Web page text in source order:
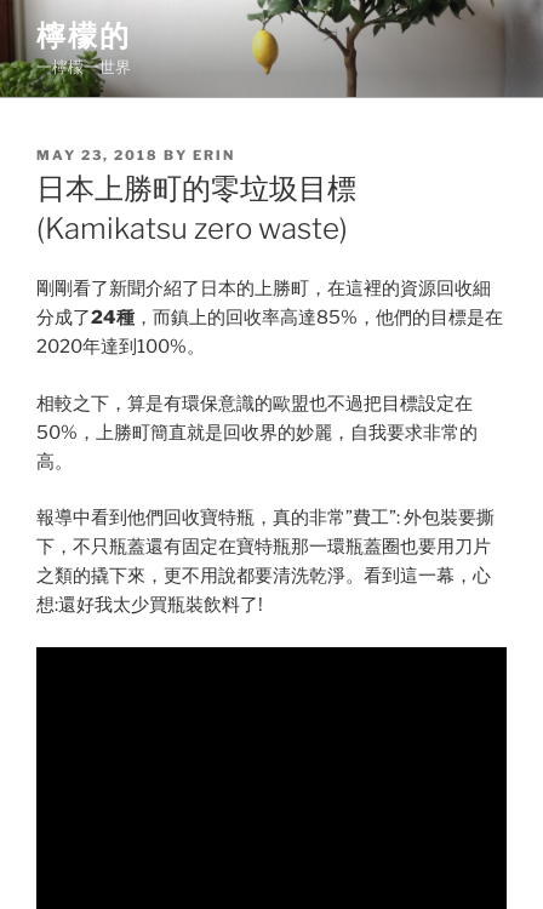
content
檸檬的
一檸檬一世界
POSTED
ON
MAY 23, 2018 BY ERIN
日本上勝町的零垃圾目標
(Kamikatsu zero waste)
剛剛看了新聞介紹了日本的上勝町，在這裡的資源回收細
分成了24種 ，而鎮上的回收率高達85%，他們的目標是在
2020年達到100%。
相較之下，算是有環保意識的歐盟也不過把目標設定在
50%，上勝町簡直就是回收界的妙麗，自我要求非常的
高。
報導中看到他們回收寶特瓶，真的非常”費工”: 外包裝要撕
下，不只瓶蓋還有固定在寶特瓶那一環瓶蓋圈也要用刀片
之類的撬下來，更不用說都要清洗乾淨。看到這一幕，心
想:還好我太少買瓶裝飲料了!